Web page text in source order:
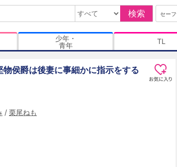
検索 セー
少年・
青年
TL
侯爵は後妻に事細かに指示をする
/ 栗尾ねも